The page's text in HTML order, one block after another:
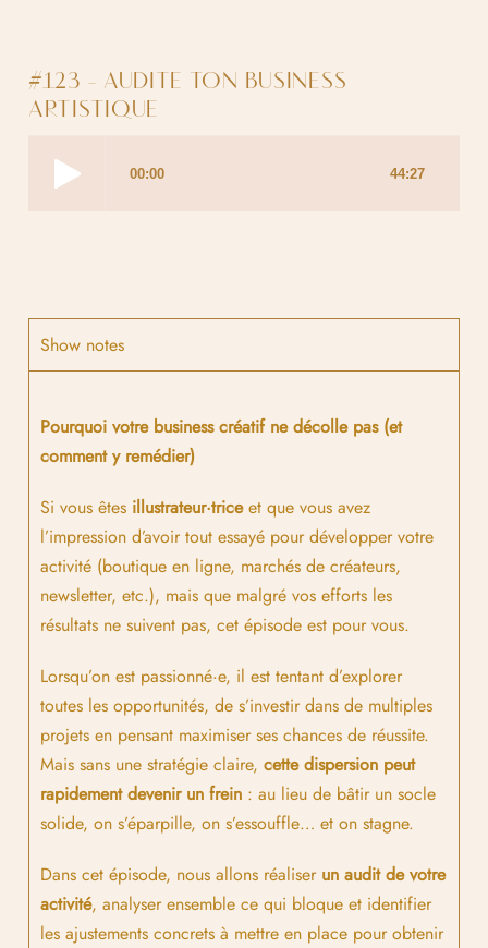
#123 - AUDITE TON BUSINESS
ARTISTIQUE
Show notes
Pourquoi votre business créatif ne décolle pas (et
comment y remédier)
Si vous êtes illustrateur·triceet que vous avez
l’impression d’avoir tout essayé pour développer votre
activité (boutique en ligne, marchés de créateurs,
newsletter, etc.), mais que malgré vos efforts les
résultats ne suivent pas, cet épisode est pour vous.
Lorsqu’on est passionné·e, il est tentant d’explorer
toutes les opportunités, de s’investir dans de multiples
projets en pensant maximiser ses chances de réussite.
Mais sans une stratégie claire, cette dispersion peut
rapidement devenir un frein : au lieu de bâtir un socle
solide, on s’éparpille, on s’essouffle… et on stagne.
Dans cet épisode, nous allons réaliserun audit de votre
activité, analyser ensemble ce qui bloque et identifier
les ajustements concrets à mettre en place pour obtenir